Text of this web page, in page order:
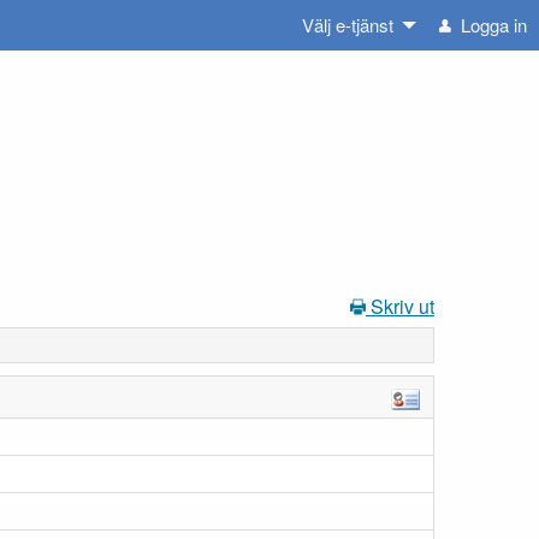
Välj e-tjänst Logga in
Skriv ut